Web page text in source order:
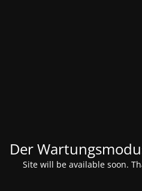
Der
Site will be available soon.